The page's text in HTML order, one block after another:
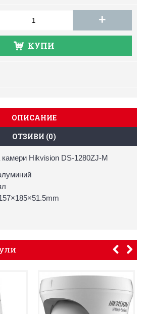
+
КУПИ
ОПИСАНИЕ
ОТЗИВИ (0)
Hikvision DS-1280ZJ-M